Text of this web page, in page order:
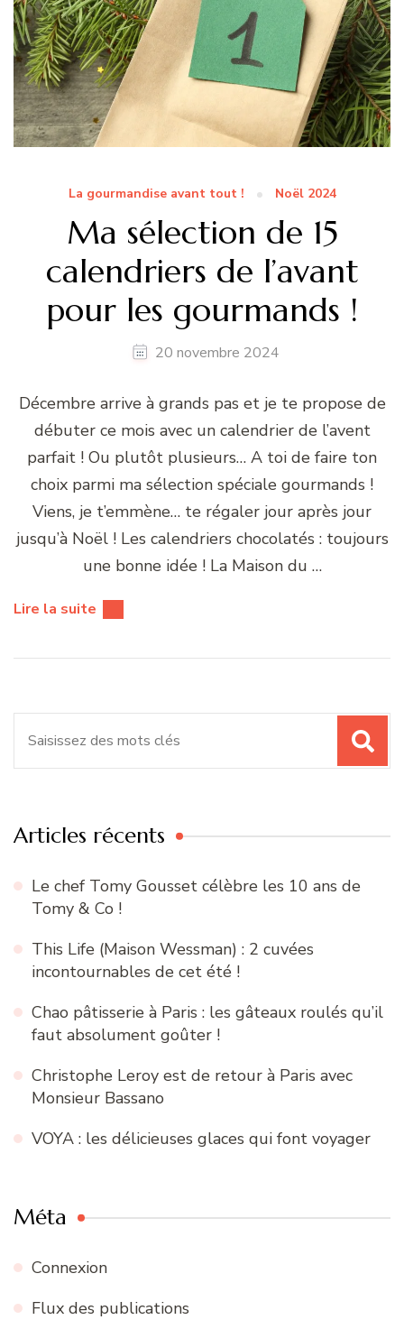
La gourmandise avant tout ! Noël 2024
Ma sélection de 15
calendriers de l’avant
pour les gourmands !
20 novembre 2024
Décembre arrive à grands pas et je te propose de
débuter ce mois avec un calendrier de l’avent
parfait ! Ou plutôt plusieurs… A toi de faire ton
choix parmi ma sélection spéciale gourmands !
Viens, je t’emmène… te régaler jour après jour
jusqu’à Noël ! Les calendriers chocolatés : toujours
une bonne idée ! La Maison du …
Lire la suite
Articles récents
Le chef Tomy Gousset célèbre les 10 ans de
Tomy & Co !
This Life (Maison Wessman) : 2 cuvées
incontournables de cet été !
Chao pâtisserie à Paris : les gâteaux roulés qu’il
faut absolument goûter !
Christophe Leroy est de retour à Paris avec
Monsieur Bassano
VOYA : les délicieuses glaces qui font voyager
Méta
Connexion
Flux des publications